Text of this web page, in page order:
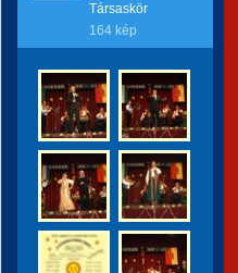
Társaskör
164 kép